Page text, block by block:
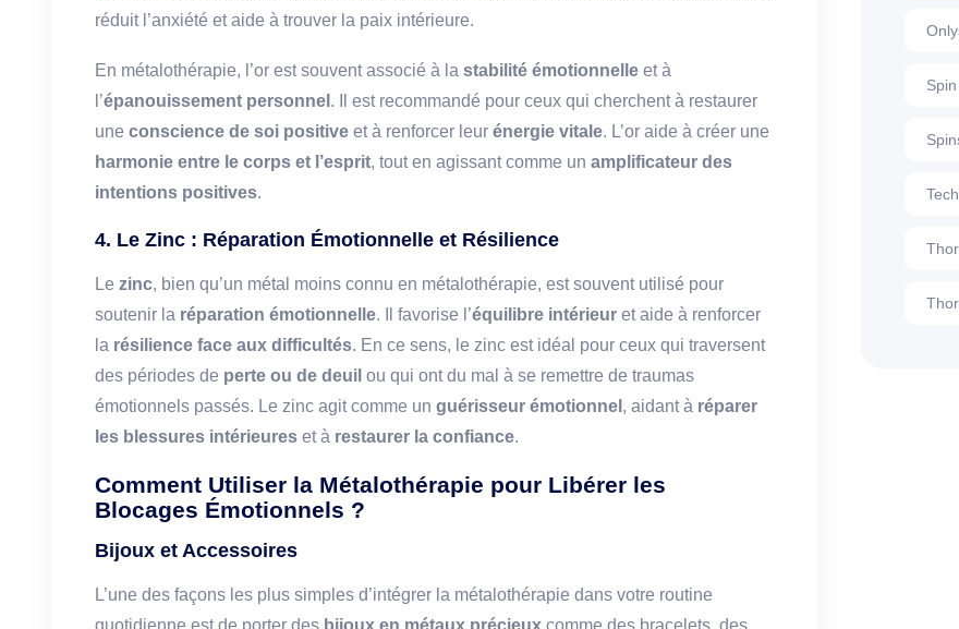
réduit l’anxiété et aide à trouver la paix intérieure.
En métalothérapie, l’or est souvent associé à la stabilité émotionnelle et à
l’épanouissement personnel . Il est recommandé pour ceux qui cherchent à restaurer
une conscience de soi positive et à renforcer leur énergie vitale. L’or aide à créer une
harmonie entre le corps et l’esprit, tout en agissant comme un amplificateur des
intentions positives.
4. Le Zinc : Réparation Émotionnelle et Résilience
Le zinc, bien qu’un métal moins connu en métalothérapie, est souvent utilisé pour
soutenir la réparation émotionnelle. Il favorise l’équilibre intérieur et aide à renforcer
la résilience face aux difficultés. En ce sens, le zinc est idéal pour ceux qui traversent
des périodes de perte ou de deuil ou qui ont du mal à se remettre de traumas
émotionnels passés. Le zinc agit comme un guérisseur émotionnel , aidant à réparer
les blessures intérieures et à restaurer la confiance.
Comment Utiliser la Métalothérapie pour Libérer les
Blocages Émotionnels ?
Bijoux et Accessoires
L’une des façons les plus simples d’intégrer la métalothérapie dans votre routine
quotidienne est de porter des bijoux en métaux précieux comme des bracelets, des